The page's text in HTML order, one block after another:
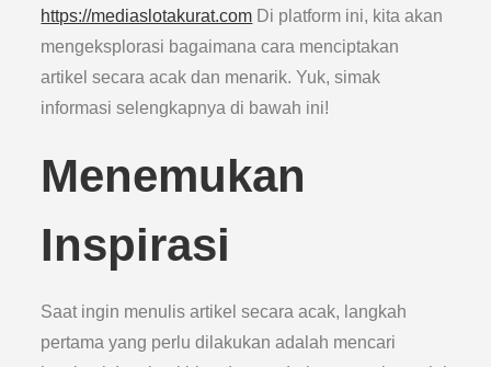
https://mediaslotakurat.com Di platform ini, kita akan
mengeksplorasi bagaimana cara menciptakan
artikel secara acak dan menarik. Yuk, simak
informasi selengkapnya di bawah ini!
Menemukan
Inspirasi
Saat ingin menulis artikel secara acak, langkah
pertama yang perlu dilakukan adalah mencari